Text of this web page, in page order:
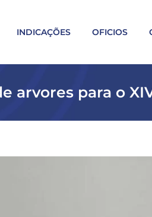
INDICAÇÕES OFICIOS
arvores para o